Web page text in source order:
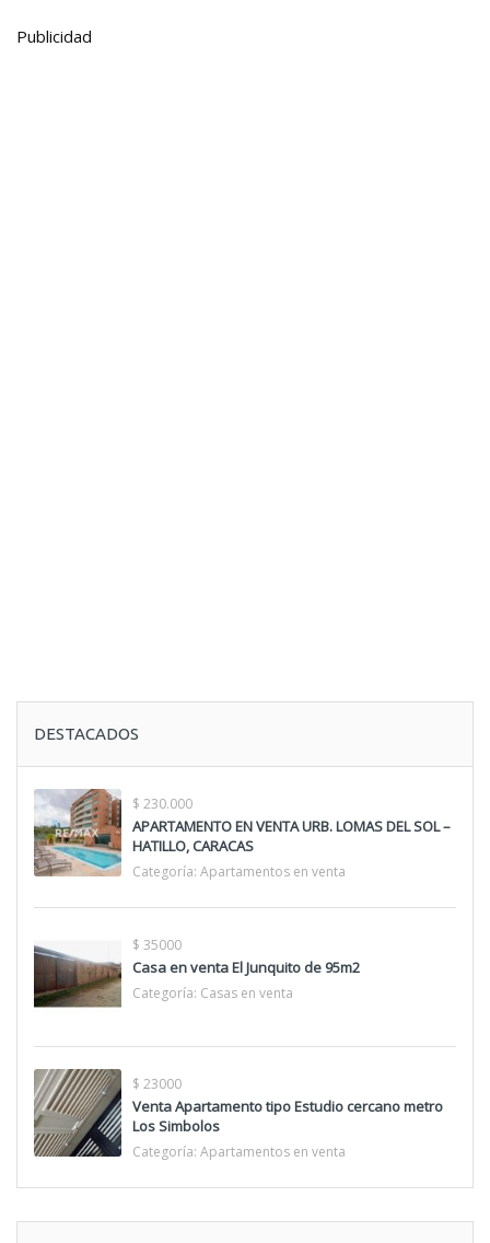
Publicidad
DESTACADOS
$ 230.000
APARTAMENTO EN VENTA URB. LOMAS DEL SOL –
HATILLO, CARACAS
Categoría: Apartamentos en venta
$ 35000
Casa en venta El Junquito de 95m2
Categoría: Casas en venta
$ 23000
Venta Apartamento tipo Estudio cercano metro
Los Simbolos
Categoría: Apartamentos en venta